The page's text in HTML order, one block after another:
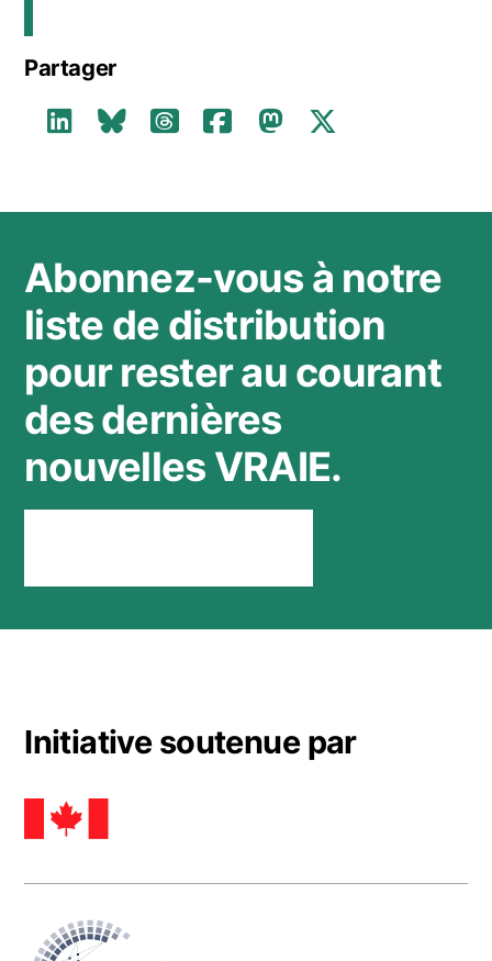
Partager
Abonnez-vous à notre
liste de distribution
pour rester au courant
des dernières
nouvelles VRAIE.
Initiative soutenue par